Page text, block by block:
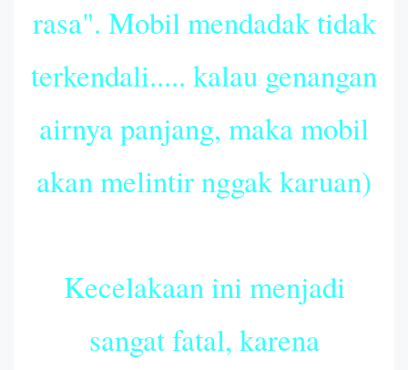
rasa". Mobil mendadak tidak
terkendali..... kalau genangan
airnya panjang, maka mobil
akan melintir nggak karuan)
Kecelakaan ini menjadi
sangat fatal, karena